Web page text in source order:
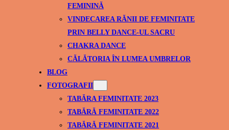
FEMININĂ
VINDECAREA RĂNII DE FEMINITATE
PRIN BELLY DANCE-UL SACRU
CHAKRA DANCE
CĂLĂTORIA ÎN LUMEA UMBRELOR
BLOG
FOTOGRAFII
TABĂRA FEMINITATE 2023
TABĂRĂ FEMINITATE 2022
TABĂRĂ FEMINITATE 2021